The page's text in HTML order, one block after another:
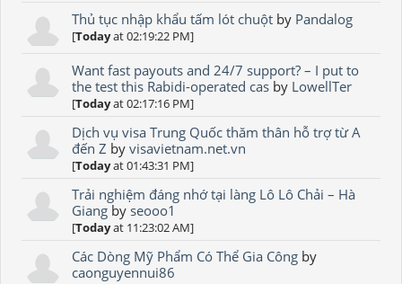
Thủ tục nhập khẩu tấm lót chuột by Pandalog
[Todayat 02:19:22 PM]
Want fast payouts and 24/7 support? – I put to
the test this Rabidi-operated cas by LowellTer
[Todayat 02:17:16 PM]
Dịch vụ visa Trung Quốc thăm thân hỗ trợ từ A
đến Z byvisavietnam.net.vn
[Todayat 01:43:31 PM]
Trải nghiệm đáng nhớ tại làng Lô Lô Chải – Hà
Giang byseooo1
[Todayat 11:23:02 AM]
Các Dòng Mỹ Phẩm Có Thể Gia Công by
caonguyennui86